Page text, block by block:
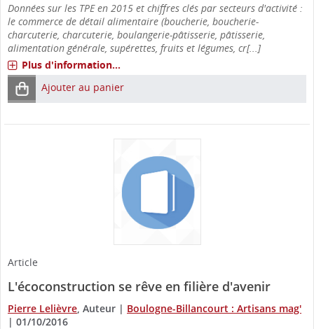
Données sur les TPE en 2015 et chiffres clés par secteurs d'activité :
le commerce de détail alimentaire (boucherie, boucherie-
charcuterie, charcuterie, boulangerie-pâtisserie, pâtisserie,
alimentation générale, supérettes, fruits et légumes, cr[...]
Plus d'information...
Ajouter au panier
Article
L'écoconstruction se rêve en filière d'avenir
Pierre Lelièvre , Auteur | Boulogne-Billancourt : Artisans mag'
| 01/10/2016